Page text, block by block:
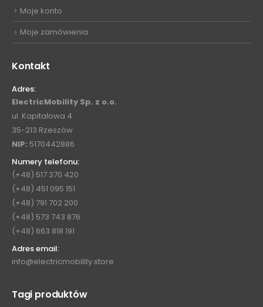
Moje konto
Moje zamówienia
Kontakt
Adres:
ElectricMobility Sp. z o.o.
ul. Kapitałowa 4
35-213 Rzeszów
NIP: 5170442886
Numery telefonu:
(+48) 517 370 420
(+48) 451 095 151
(+48) 791 702 200
(+48) 573 743 876
(+48) 663 818 191
Adres email:
info@electricmobility.store
Tagi produktów